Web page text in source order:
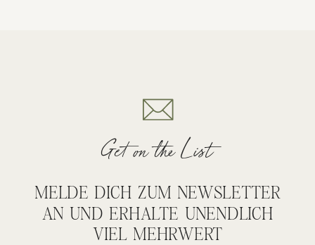
MELDE DICH ZUM NEWSLETTER
AN UND ERHALTE UNENDLICH
VIEL MEHRWERT
Get on the List